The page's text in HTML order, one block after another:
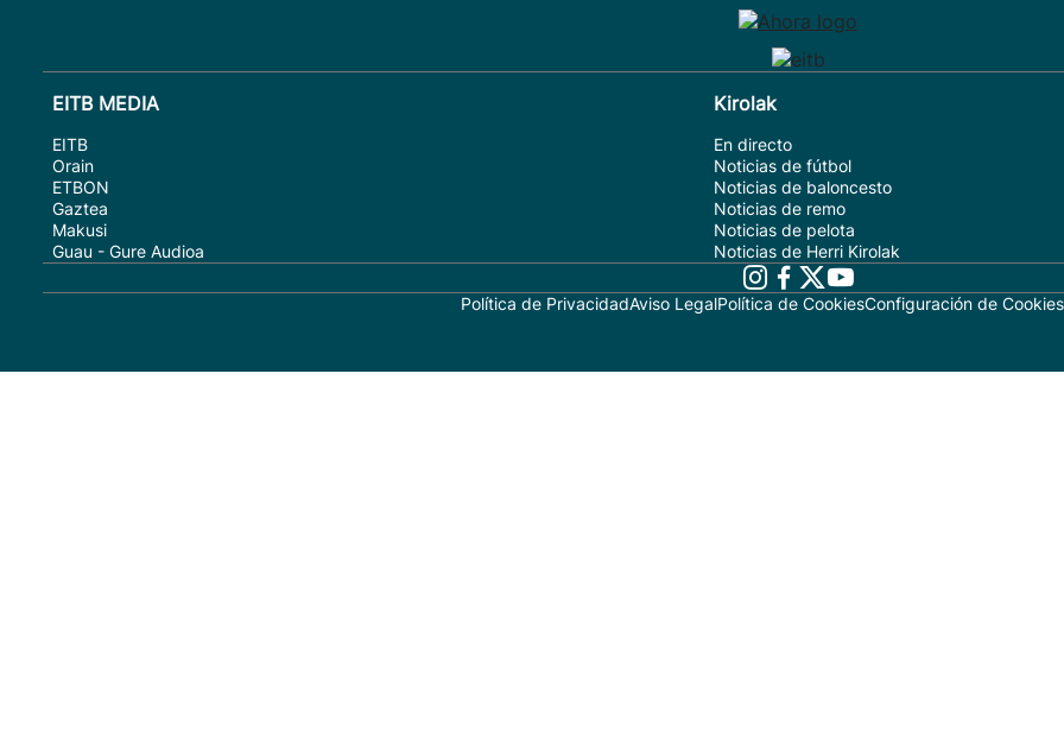
EITB MEDIA
EITB
Orain
ETBON
Gaztea
Makusi
Guau - Gure Audioa
Kirolak
En directo
Noticias de fútbol
Noticias de baloncesto
Noticias de remo
Noticias de pelota
Noticias de Herri Kirolak
Política de PrivacidadAviso LegalPolítica de CookiesConfiguración de Cookies